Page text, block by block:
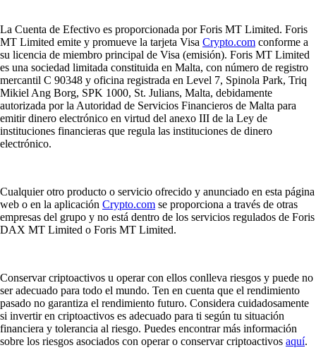
La Cuenta de Efectivo es proporcionada por Foris MT Limited. Foris
MT Limited emite y promueve la tarjeta Visa Crypto.com conforme a
su licencia de miembro principal de Visa (emisión). Foris MT Limited
es una sociedad limitada constituida en Malta, con número de registro
mercantil C 90348 y oficina registrada en Level 7, Spinola Park, Triq
Mikiel Ang Borg, SPK 1000, St. Julians, Malta, debidamente
autorizada por la Autoridad de Servicios Financieros de Malta para
emitir dinero electrónico en virtud del anexo III de la Ley de
instituciones financieras que regula las instituciones de dinero
electrónico.
Cualquier otro producto o servicio ofrecido y anunciado en esta página
web o en la aplicación Crypto.com se proporciona a través de otras
empresas del grupo y no está dentro de los servicios regulados de Foris
DAX MT Limited o Foris MT Limited.
Conservar criptoactivos u operar con ellos conlleva riesgos y puede no
ser adecuado para todo el mundo. Ten en cuenta que el rendimiento
pasado no garantiza el rendimiento futuro. Considera cuidadosamente
si invertir en criptoactivos es adecuado para ti según tu situación
financiera y tolerancia al riesgo. Puedes encontrar más información
sobre los riesgos asociados con operar o conservar criptoactivos aquí.